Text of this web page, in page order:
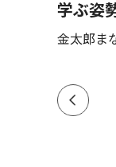
学ぶ姿
金太郎ま